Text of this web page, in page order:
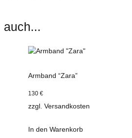
auch...
Armband “Zara”
130 €
zzgl. Versandkosten
In den Warenkorb